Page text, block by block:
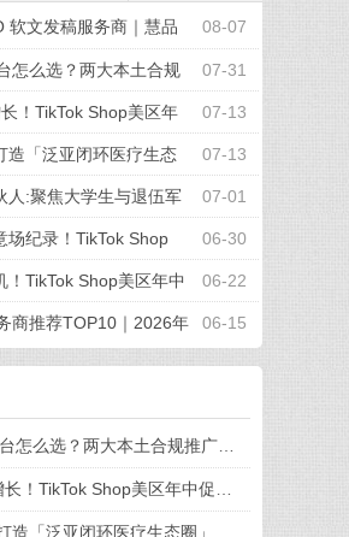
08-07
软文发稿服务商｜慧品
品牌全域传播 07-31
怎么选？两大本土合规
07-13
！TikTok Shop美区年
商红利加速释放 07-13
造「泛亚闭环医疗生态
07-01
人:聚焦大学生与退伍军
锶水 06-30
场纪录！TikTok Shop
绩创新高 06-22
！TikTok Shop美区年中
06-15
商推荐TOP10｜2026年
广选型指南
造「泛亚闭环医疗生态圈」